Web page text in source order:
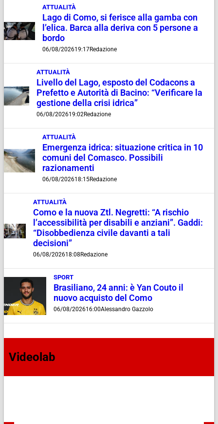
ATTUALITÀ
Lago di Como, si ferisce alla gamba con
l’elica. Barca alla deriva con 5 persone a
bordo
06/08/202619:17Redazione
ATTUALITÀ
Livello del Lago, esposto del Codacons a
Prefetto e Autorità di Bacino: “Verificare la
gestione della crisi idrica”
06/08/202619:02Redazione
ATTUALITÀ
Emergenza idrica: situazione critica in 10
comuni del Comasco. Possibili
razionamenti
06/08/202618:15Redazione
ATTUALITÀ
Como e la nuova Ztl. Negretti: “A rischio
l’accessibilità per disabili e anziani”. Gaddi:
“Disobbedienza civile davanti a tali
decisioni”
06/08/202618:08 Redazione
SPORT
Brasiliano, 24 anni: è Yan Couto il
nuovo acquisto del Como
06/08/202616:00Alessandro Gazzolo
Videolab